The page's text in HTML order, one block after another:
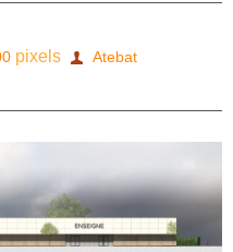
pixels
Atebat